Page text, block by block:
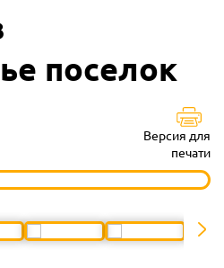
поселок
Версия для
печати